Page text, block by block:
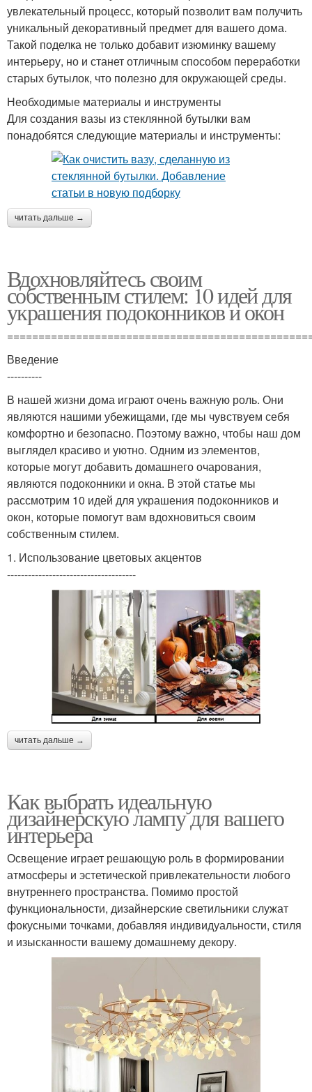
увлекательный процесс, который позволит вам получить
уникальный декоративный предмет для вашего дома.
Такой поделка не только добавит изюминку вашему
интерьеру, но и станет отличным способом переработки
старых бутылок, что полезно для окружающей среды.
Необходимые материалы и инструменты
Для создания вазы из стеклянной бутылки вам
понадобятся следующие материалы и инструменты:
читать дальше →
Вдохновляйтесь своим
собственным стилем: 10 идей для
украшения подоконников и окон
Введение
----------
В нашей жизни дома играют очень важную роль. Они
являются нашими убежищами, где мы чувствуем себя
комфортно и безопасно. Поэтому важно, чтобы наш дом
выглядел красиво и уютно. Одним из элементов,
которые могут добавить домашнего очарования,
являются подоконники и окна. В этой статье мы
рассмотрим 10 идей для украшения подоконников и
окон, которые помогут вам вдохновиться своим
собственным стилем.
1. Использование цветовых акцентов
-------------------------------------
читать дальше →
Как выбрать идеальную
дизайнерскую лампу для вашего
интерьера
Освещение играет решающую роль в формировании
атмосферы и эстетической привлекательности любого
внутреннего пространства. Помимо простой
функциональности, дизайнерские светильники служат
фокусными точками, добавляя индивидуальности, стиля
и изысканности вашему домашнему декору.